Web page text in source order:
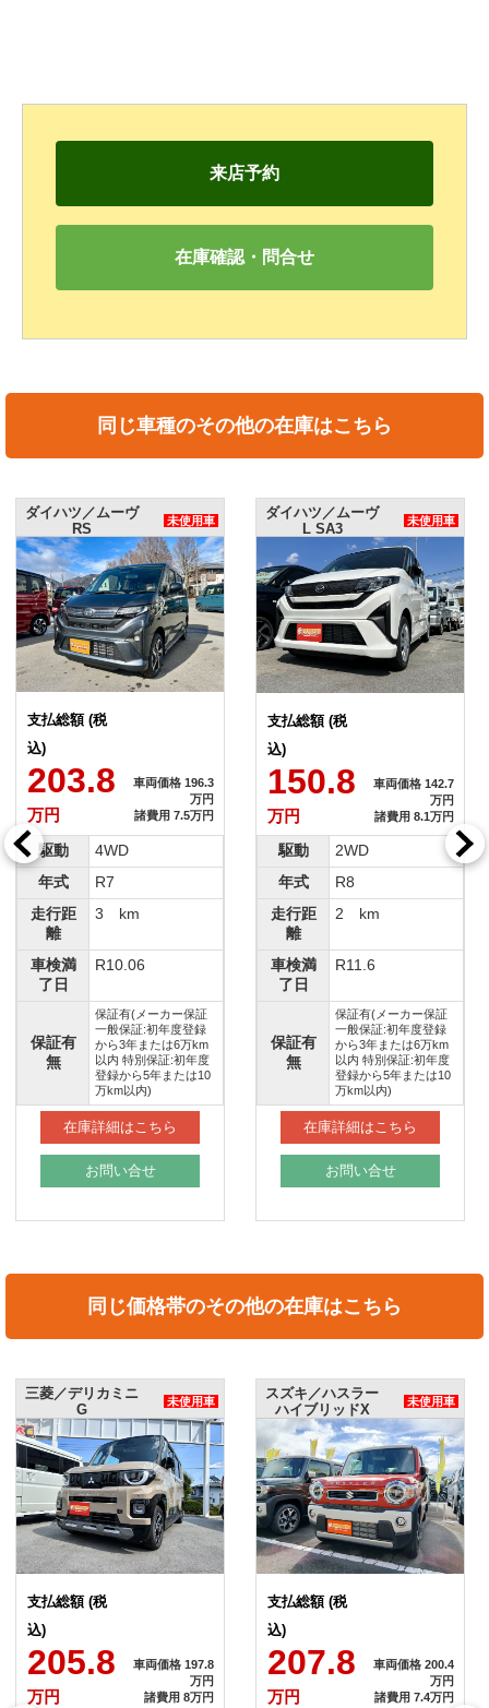
来店予約
在庫確認・問合せ
同じ車種のその他の在庫はこちら
ダイハツ／ムーヴ
RS
未使用車
支払総額 (税
込)
203.8
万円
車両価格 196.3
万円
諸費用 7.5万円
駆動
4WD
年式
R7
走行距
離
3 km
車検満
了日
R10.06
保証有
無
保証有(メーカー保証
一般保証:初年度登録
から3年または6万km
以内 特別保証:初年度
登録から5年または10
万km以内)
在庫詳細はこちら
お問い合せ
ダイハツ／ムーヴ
L SA3
未使用車
支払総額 (税
込)
150.8
万円
車両価格 142.7
万円
諸費用 8.1万円
駆動
2WD
年式
R8
走行距
離
2 km
車検満
了日
R11.6
保証有
無
保証有(メーカー保証
一般保証:初年度登録
から3年または6万km
以内 特別保証:初年度
登録から5年または10
万km以内)
在庫詳細はこちら
お問い合せ
同じ価格帯のその他の在庫はこちら
三菱／デリカミニ
G
未使用車
支払総額 (税
込)
205.8
万円
車両価格 197.8
万円
諸費用 8万円
スズキ／ハスラー
ハイブリッドX
未使用車
支払総額 (税
込)
207.8
万円
車両価格 200.4
万円
諸費用 7.4万円